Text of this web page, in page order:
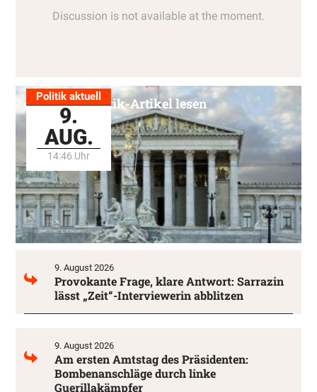
Politik aktuell
9.
AUG.
14:46 Uhr
Alle Politik-Artikel lesen
9. August 2026
Provokante Frage, klare Antwort: Sarrazin
lässt „Zeit“-Interviewerin abblitzen
9. August 2026
Am ersten Amtstag des Präsidenten:
Bombenanschläge durch linke
Guerillakämpfer